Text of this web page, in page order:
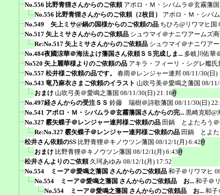
No.556 比野青狸さんからのご依頼 アポロ・Ｍ・シバムラ＠玄霧藩国
No.556 比野青狸さんからのご依頼（2枚目）
アポロ・Ｍ・シバ
No.549 矢上ミサ@鍋の国様からのご依頼の品 ちひろ@リワマヒ国
No.517 矢上ミサさんからのご依頼品 シュウマイ＠ナニワアームズ
Re:No.517 矢上ミサさんからのご依頼品 シュウマイ＠ナニワア
No.484夜國涼華＠海法よけ藩国さん依頼ＳＳ完成しま... 多岐川佑華
No520 矢上麗華様よりのご依頼の品 アキラ・フィーリ・シグレ艦氏
No.557 松井様ご依頼の品です。
春雨＠レンジャー連邦 08/11/30(日)
No.543 竜乃麻衣さまご依頼のイラスト 山吹弓美＠愛鳴之藩国 08/
おまけ 山吹弓美＠愛鳴之藩国 08/11/30(日) 21:16
No.497経さんからの受注ＳＳ 鈴藤 瑞樹＠詩歌藩国 08/11/30(日)
No.541 アポロ・Ｍ・シバムラ＠玄霧藩国さんからの完... 黒崎克耶@
No.327 霰矢蝶子＠レンジャー連邦様ご依頼の品 田鍋 とよたろう
Re:No.327 霰矢蝶子＠レンジャー連邦様ご依頼の品 田鍋 とよた
松井さん依頼のSS 比野青狸＠キノウツン藩国 08/12/1(月) 6:42
おまけ 比野青狸＠キノウツン藩国 08/12/1(月) 6:43
松井さんよりのご依頼 久珂あゆみ 08/12/1(月) 17:52
No.554 ミーア＠愛鳴之藩国 さんからのご依頼品 和子＠リワマヒ
No.554 ミーア＠愛鳴之藩国 さんからのご依頼品 お... 和子＠
No.554 ミーア＠愛鳴之藩国 さんからのご依頼品 お... 和子